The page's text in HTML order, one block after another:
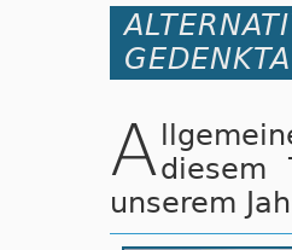
Adiesem
unserem